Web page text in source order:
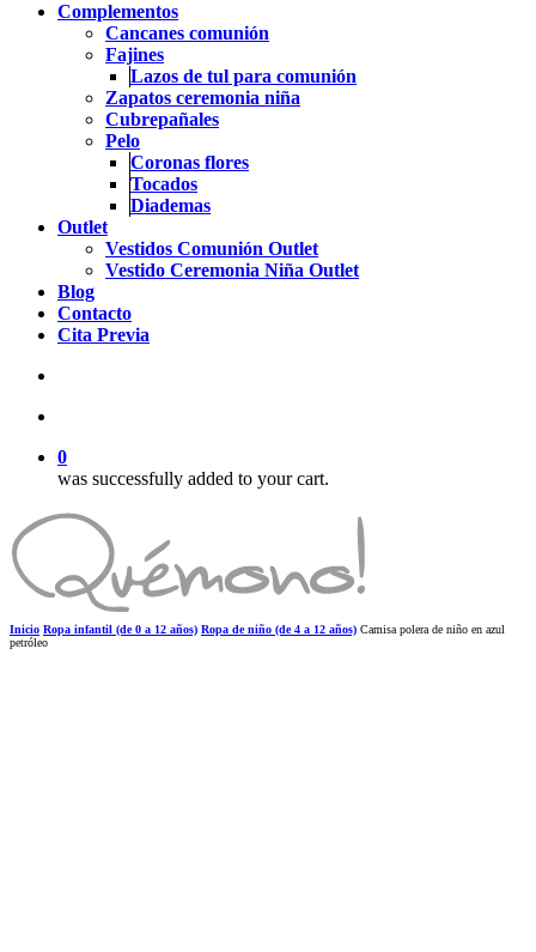
Complementos
Cancanes comunión
Fajines
Lazos de tul para comunión
Zapatos ceremonia niña
Cubrepañales
Pelo
Coronas flores
Tocados
Diademas
Outlet
Vestidos Comunión Outlet
Vestido Ceremonia Niña Outlet
Blog
Contacto
Cita Previa
0
was successfully added to your cart.
Inicio Ropa infantil (de 0 a 12 años) Ropa de niño (de 4 a 12 años) Camisa polera de niño en azul
petróleo